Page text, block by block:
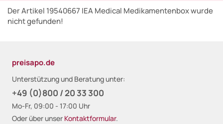
Der Artikel 19540667 IEA Medical Medikamentenbox wurde
nicht gefunden!
preisapo.de
Unterstützung und Beratung unter:
+49 (0)800 / 20 33 300
Mo-Fr, 09:00 - 17:00 Uhr
Oder über unser Kontaktformular.